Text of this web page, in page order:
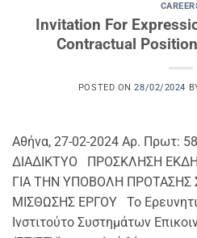
Invitation For
Contractual
POSTED ON28/02/2024
Αθήνα, 27-02-2024 Αρ. Πρωτ:
ΔΙΑΔΙΚΤΥΟ ΠΡΟΣΚΛΗΣΗ
ΓΙΑ ΤΗΝ ΥΠΟΒΟΛΗ
ΜΙΣΘΩΣΗΣ ΕΡΓΟΥ Το
Ινστιτούτο Συστημάτων